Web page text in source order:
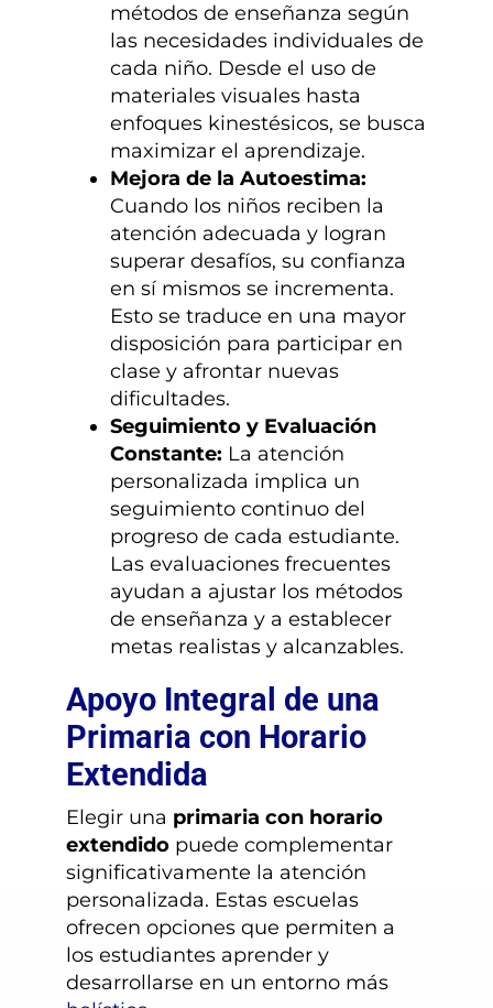
métodos de enseñanza según
las necesidades individuales de
cada niño. Desde el uso de
materiales visuales hasta
enfoques kinestésicos, se busca
maximizar el aprendizaje.
Mejora de la Autoestima:
Cuando los niños reciben la
atención adecuada y logran
superar desafíos, su confianza
en sí mismos se incrementa.
Esto se traduce en una mayor
disposición para participar en
clase y afrontar nuevas
dificultades.
Seguimiento y Evaluación
Constante: La atención
personalizada implica un
seguimiento continuo del
progreso de cada estudiante.
Las evaluaciones frecuentes
ayudan a ajustar los métodos
de enseñanza y a establecer
metas realistas y alcanzables.
Apoyo Integral de una
Primaria con Horario
Extendida
Elegir una primaria con horario
extendido puede complementar
significativamente la atención
personalizada. Estas escuelas
ofrecen opciones que permiten a
los estudiantes aprender y
desarrollarse en un entorno más